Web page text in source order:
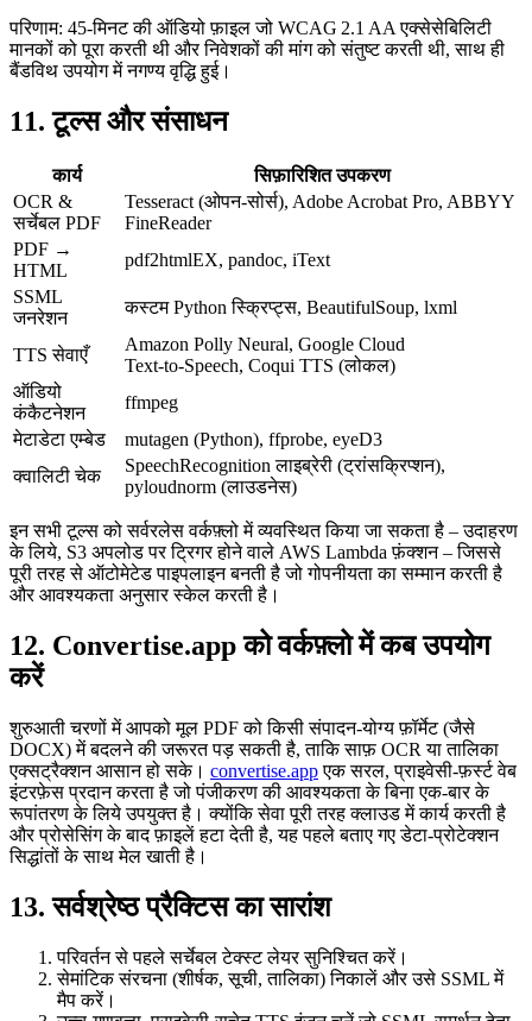
परिणाम: 45‑मिनट की ऑडियो फ़ाइल जो WCAG 2.1 AA एक्सेसेबिलिटी
मानकों को पूरा करती थी और निवेशकों की मांग को संतुष्ट करती थी, साथ ही
बैंडविथ उपयोग में नगण्य वृद्धि हुई।
11. टूल्स और संसाधन
कार्य
सिफ़ारिशित उपकरण
OCR &
सर्चेबल PDF
Tesseract (ओपन‑सोर्स), Adobe Acrobat Pro, ABBYY
FineReader
PDF →
HTML
pdf2htmlEX, pandoc, iText
SSML
जनरेशन
कस्टम Python स्क्रिप्ट्स, BeautifulSoup, lxml
TTS सेवाएँ
Amazon Polly Neural, Google Cloud
Text‑to‑Speech, Coqui TTS (लोकल)
ऑडियो
कंकैटनेशन
ffmpeg
मेटाडेटा एम्बेड
mutagen (Python), ffprobe, eyeD3
क्वालिटी चेक
SpeechRecognition लाइब्रेरी (ट्रांसक्रिप्शन),
pyloudnorm (लाउडनेस)
इन सभी टूल्स को सर्वरलेस वर्कफ़्लो में व्यवस्थित किया जा सकता है – उदाहरण
के लिये, S3 अपलोड पर ट्रिगर होने वाले AWS Lambda फ़ंक्शन – जिससे
पूरी तरह से ऑटोमेटेड पाइपलाइन बनती है जो गोपनीयता का सम्मान करती है
और आवश्यकता अनुसार स्केल करती है।
12. Convertise.app को वर्कफ़्लो में कब उपयोग
करें
शुरुआती चरणों में आपको मूल PDF को किसी संपादन‑योग्य फ़ॉर्मेट (जैसे
DOCX) में बदलने की जरूरत पड़ सकती है, ताकि साफ़ OCR या तालिका
एक्सट्रैक्शन आसान हो सके। convertise.appएक सरल, प्राइवेसी‑फ़र्स्ट वेब
इंटरफ़ेस प्रदान करता है जो पंजीकरण की आवश्यकता के बिना एक‑बार के
रूपांतरण के लिये उपयुक्त है। क्योंकि सेवा पूरी तरह क्लाउड में कार्य करती है
और प्रोसेसिंग के बाद फ़ाइलें हटा देती है, यह पहले बताए गए डेटा‑प्रोटेक्शन
सिद्धांतों के साथ मेल खाती है।
13. सर्वश्रेष्ठ प्रैक्टिस का सारांश
परिवर्तन से पहले सर्चेबल टेक्स्ट लेयर सुनिश्चित करें।
सेमांटिक संरचना (शीर्षक, सूची, तालिका) निकालें और उसे SSML में
मैप करें।